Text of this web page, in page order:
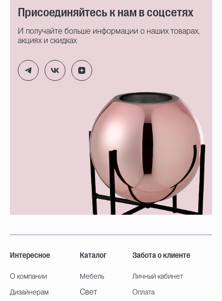
Присоединяйтесь к нам в соцсетях
И получайте больше информации о наших товарах,
акциях и скидках
Интересное
О компании
Дизайнерам
Каталог
Мебель
Свет
Забота о клиенте
Личный кабинет
Оплата